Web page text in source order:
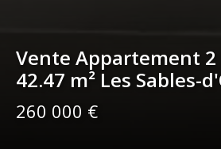
Vente Appartement 2
42.47 m² Les Sables-
260 000 €